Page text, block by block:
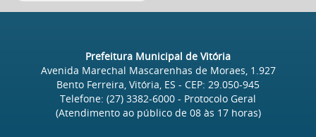
Prefeitura Municipal de Vitória
Avenida Marechal Mascarenhas de Moraes, 1.927
Bento Ferreira, Vitória, ES - CEP: 29.050-945
Telefone: (27) 3382-6000 - Protocolo Geral
(Atendimento ao público de 08às 17horas)